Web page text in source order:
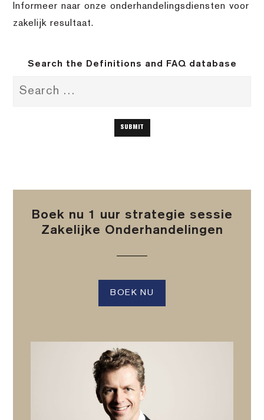
Informeer naar onze onderhandelingsdiensten voor
zakelijk resultaat.
Search the Definitions and FAQ database
Boek nu 1 uur strategie sessie
Zakelijke Onderhandelingen
BOEK NU